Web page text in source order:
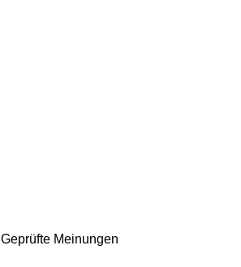
Geprüfte Meinungen